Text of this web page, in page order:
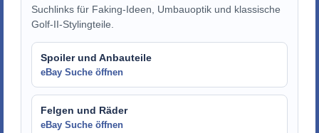
Suchlinks für Faking-Ideen, Umbauoptik und klassische
Golf-II-Stylingteile.
Spoiler und Anbauteile
eBay Suche öffnen
Felgen und Räder
eBay Suche öffnen